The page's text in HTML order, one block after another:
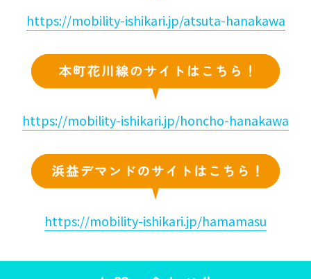
https://mobility-ishikari.jp/atsuta-hanakawa
https://mobility-ishikari.jp/honcho-hanakawa
https://mobility-ishikari.jp/hamamasu